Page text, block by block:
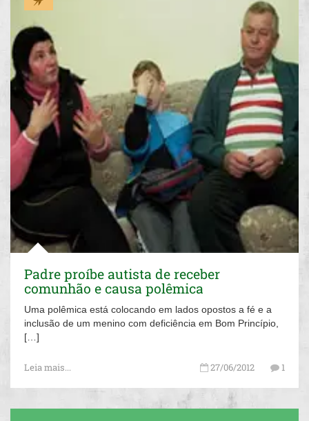
Padre proíbe autista de receber
comunhão e causa polêmica
Uma polêmica está colocando em lados opostos a fé e a
inclusão de um menino com deficiência em Bom Princípio,
[…]
Leia mais... 27/06/2012 1